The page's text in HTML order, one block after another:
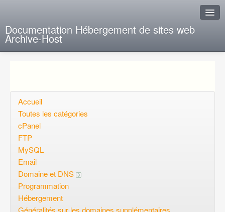
Documentation Hébergement de sites web
Archive-Host
Questions ouvertes
Voulez-vous vous inscrire?
Connexion
Accueil
Toutes les catégories
cPanel
FTP
MySQL
Email
Domaine et DNS
Programmation
Hébergement
Généralités sur les domaines supplémentaires